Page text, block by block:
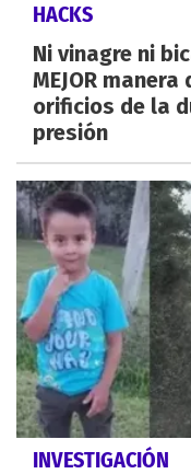
HACKS
Ni vinagre ni
MEJOR
orificios de la
presión
INVESTIGACIÓN